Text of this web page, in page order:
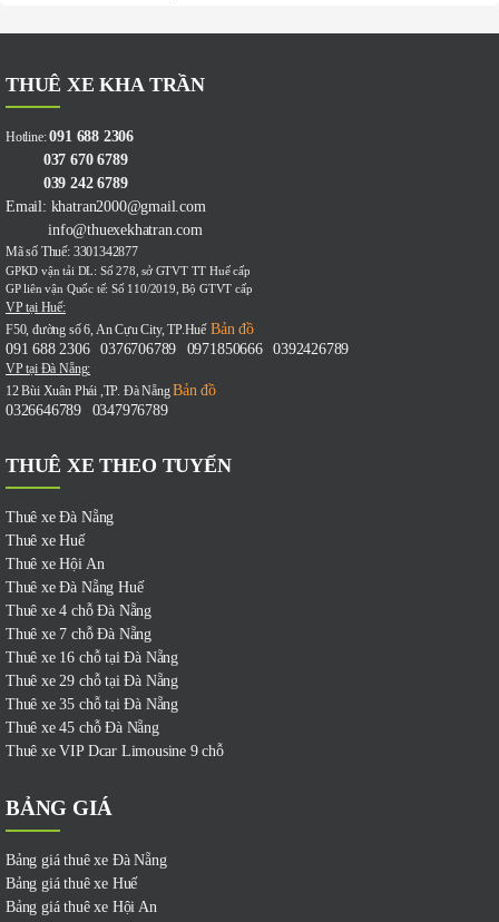
THUÊ XE KHA TRẦN
Hotline:091 688 2306
037 670 6789
039 242 6789
Email: khatran2000@gmail.com
info@thuexekhatran.com
Mã số Thuế: 3301342877
GPKD vận tải DL: Số 278, sở GTVT TT Huế cấp
GP liên vận Quốc tế: Số 110/2019, Bộ GTVT cấp
VP tại Huế:
F50, đường số 6, An Cựu City, TP.HuếBản đồ
091 688 2306
-0376706789 0971850666 -0392426789
VP tại Đà Nẵng:
12 Bùi Xuân Phái ,TP. Đà NẵngBản đồ
0326646789
0347976789
THUÊ XE THEO TUYẾN
Thuê xe Đà Nẵng
Thuê xe Huế
Thuê xe Hội An
Thuê xe Đà Nẵng Huế
Thuê xe 4 chỗ Đà Nẵng
Thuê xe 7 chỗ Đà Nẵng
Thuê xe 16 chỗ tại Đà Nẵng
Thuê xe 29 chỗ tại Đà Nẵng
Thuê xe 35 chỗ tại Đà Nẵng
Thuê xe 45 chỗ Đà Nẵng
Thuê xe VIP Dcar Limousine 9 chỗ
BẢNG GIÁ
Bảng giá thuê xe Đà Nẵng
Bảng giá thuê xe Huế
Bảng giá thuê xe Hội An